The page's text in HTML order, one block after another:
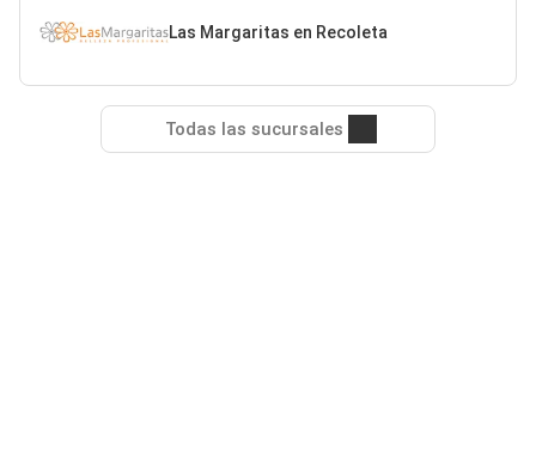
Las Margaritas en Recoleta
Todas las sucursales